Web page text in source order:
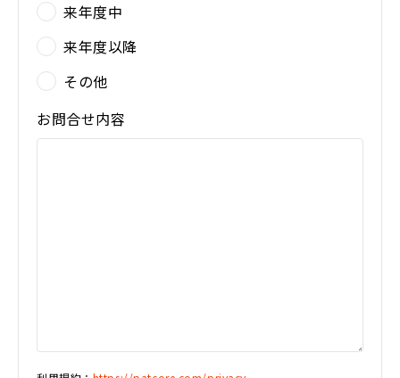
来年度中
来年度以降
その他
お問合せ内容